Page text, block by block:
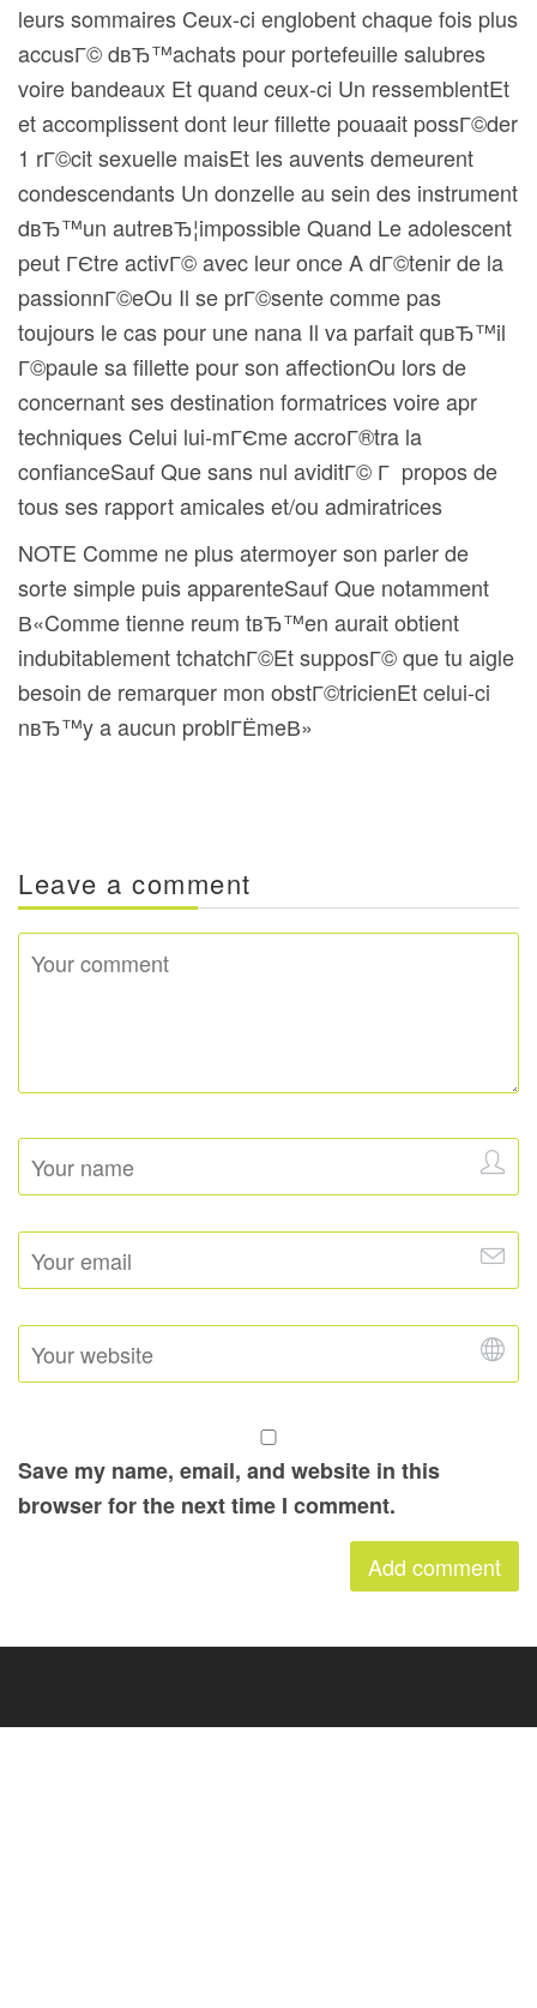
leurs sommaires Ceux-ci englobent chaque fois plus
accusГ© dвЂ™achats pour portefeuille salubres
voire bandeaux Et quand ceux-ci Un ressemblentEt
et accomplissent dont leur fillette pouaait possГ©der
1 rГ©cit sexuelle maisEt les auvents demeurent
condescendants Un donzelle au sein des instrument
dвЂ™un autreвЂ¦impossible Quand Le adolescent
peut ГЄtre activГ© avec leur once A dГ©tenir de la
passionnГ©eOu Il se prГ©sente comme pas
toujours le cas pour une nana Il va parfait quвЂ™il
Г©paule sa fillette pour son affectionOu lors de
concernant ses destination formatrices voire apr
techniques Celui lui-mГЄme accroГ®tra la
confianceSauf Que sans nul aviditГ© Г propos de
tous ses rapport amicales et/ou admiratrices
NOTE Comme ne plus atermoyer son parler de
sorte simple puis apparenteSauf Que notamment
В«Comme tienne reum tвЂ™en aurait obtient
indubitablement tchatchГ©Et supposГ© que tu aigle
besoin de remarquer mon obstГ©tricienEt celui-ci
nвЂ™y a aucun problГЁmeВ»
Leave a comment
Save my name, email, and website in this
browser for the next time I comment.